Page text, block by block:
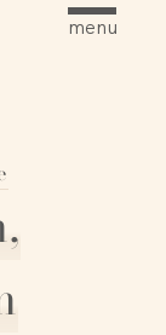
menu